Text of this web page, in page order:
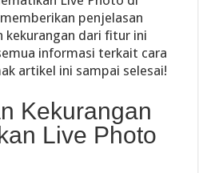
penjelasan
kekurangan dari fitur ini
informasi terkait cara
artikel ini sampai selesai!
Kekurangan
Live Photo